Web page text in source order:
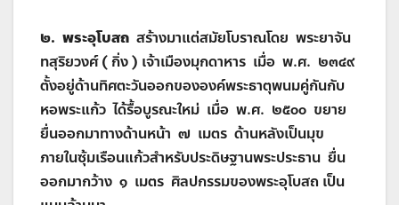
๒. พระอุโบสถ สร้างมาแต่สมัยโบราณโดย พระยาจัน
ทสุริยวงศ์ ( กิ่ง ) เจ้าเมืองมุกดาหาร เมื่อ พ.ศ. ๒๓๔๙
ตั้งอยู่ด้านทิศตะวันออกขององค์พระธาตุพนมคู่กันกับ
หอพระแก้ว ได้รื้อบูรณะใหม่ เมื่อ พ.ศ. ๒๕๐๐ ขยาย
ยื่นออกมาทางด้านหน้า ๗ เมตร ด้านหลังเป็นมุข
ภายในซุ้มเรือนแก้วสำหรับประดิษฐานพระประธาน ยื่น
ออกมากว้าง ๑ เมตร ศิลปกรรมของพระอุโบสถ เป็น